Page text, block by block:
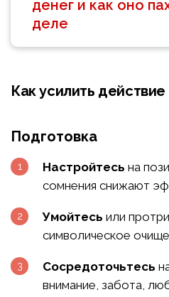
денег и как оно
деле
Как усилить действие
Подготовка
Настройтесь на
сомнения снижают
Умойтесь или
символическое
Сосредоточьтесь
внимание, забота,